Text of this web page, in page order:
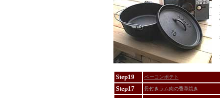
Step19 ベーコンポテト
Step17 骨付きラム肉の香草焼き